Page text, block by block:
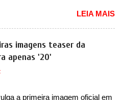
nos irmãos Pulse e
Strada é mais do que uma
verdadeira revolução no
Há alguns anos era
que uma picape chagaria ao
do que isso: ela é a prova viva
Chevrolet Corsa, o mais
no ranking que perdurou no
até início de 2012 e com
grandioso lançamento da
assustou a concorrência. Nesse
lançada a nova geração do
LEIA MAIS
imagens teaser da
apenas '20'
a primeira imagem oficial em